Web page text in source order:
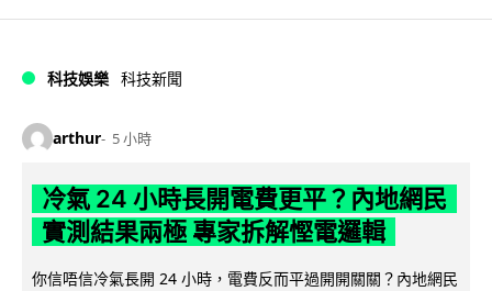
科技娛樂 科技新聞
arthur 5 小時
冷氣 24 小時長開電費更平？內地網民
實測結果兩極 專家拆解慳電邏輯
你信唔信冷氣長開 24 小時，電費反而平過開開關關？內地網民